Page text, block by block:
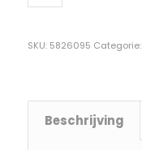
SKU: 5826095 Categorie:
Beschrijving